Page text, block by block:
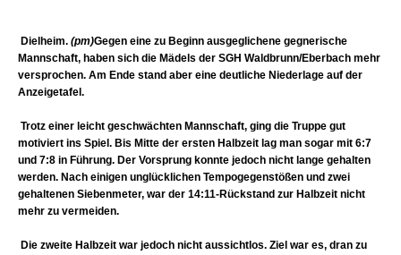
Dielheim. (pm)Gegen eine zu Beginn ausgeglichene gegnerische
Mannschaft, haben sich die Mädels der SGH Waldbrunn/Eberbach mehr
versprochen. Am Ende stand aber eine deutliche Niederlage auf der
Anzeigetafel.
Trotz einer leicht geschwächten Mannschaft, ging die Truppe gut
motiviert ins Spiel. Bis Mitte der ersten Halbzeit lag man sogar mit 6:7
und 7:8 in Führung. Der Vorsprung konnte jedoch nicht lange gehalten
werden. Nach einigen unglücklichen Tempogegenstößen und zwei
gehaltenen Siebenmeter, war der 14:11-Rückstand zur Halbzeit nicht
mehr zu vermeiden.
Die zweite Halbzeit war jedoch nicht aussichtlos. Ziel war es, dran zu